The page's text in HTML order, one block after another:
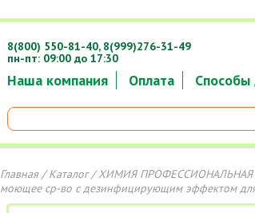
Наша компания Оплата Способы
8(800) 550-81-40, 8(999)276-31-49
пн-пт: 09:00 до 17:30
Главная/Каталог/ХИМИЯ ПРОФЕССИОНАЛЬНАЯ
моющее ср-во с дезинфицирующим эффектом